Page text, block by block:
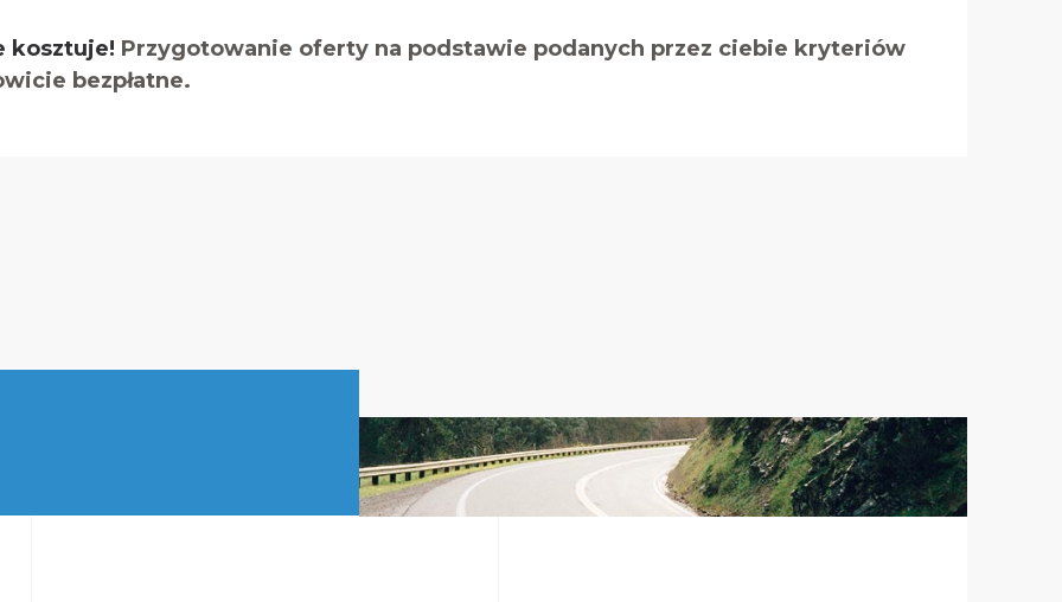
kosztuje! Przygotowanie oferty na podstawie podanych przez ciebie kryteriów
bezpłatne.